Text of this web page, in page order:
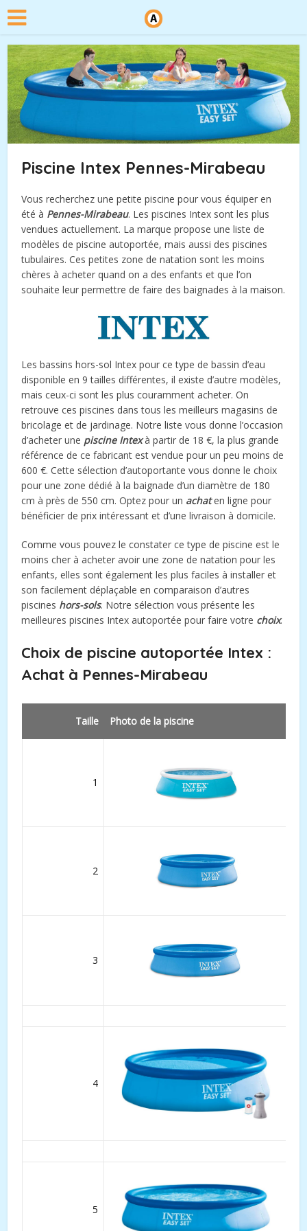
Piscine Intex Pennes-Mirabeau
Vous recherchez une petite piscine pour vous équiper en
été à Pennes-Mirabeau. Les piscines Intex sont les plus
vendues actuellement. La marque propose une liste de
modèles de piscine autoportée, mais aussi des piscines
tubulaires. Ces petites zone de natation sont les moins
chères à acheter quand on a des enfants et que l’on
souhaite leur permettre de faire des baignades à la maison.
Les bassins hors-sol Intex pour ce type de bassin d’eau
disponible en 9 tailles différentes, il existe d’autre modèles,
mais ceux-ci sont les plus couramment acheter. On
retrouve ces piscines dans tous les meilleurs magasins de
bricolage et de jardinage. Notre liste vous donne l’occasion
d’acheter une piscine Intexà partir de 18 €, la plus grande
référence de ce fabricant est vendue pour un peu moins de
600 €. Cette sélection d’autoportante vous donne le choix
pour une zone dédié à la baignade d’un diamètre de 180
cm à près de 550 cm. Optez pour un achaten ligne pour
bénéficier de prix intéressant et d’une livraison à domicile.
Comme vous pouvez le constater ce type de piscine est le
moins cher à acheter avoir une zone de natation pour les
enfants, elles sont également les plus faciles à installer et
son facilement déplaçable en comparaison d’autres
piscines hors-sols. Notre sélection vous présente les
meilleures piscines Intex autoportée pour faire votre choix.
Choix de piscine autoportée Intex :
Achat à Pennes-Mirabeau
Taille Photo de la piscine
1
2
3
4
5